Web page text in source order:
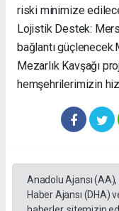
riski minimize
Lojistik Destek:
bağlantı
Mezarlık Kavşağı
hemşehrilerimizin
Anadolu Ajansı
Haber Ajansı (DHA)